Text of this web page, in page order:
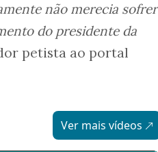
não merecia sofrer
do presidente da
petista ao portal
Ver mais vídeos